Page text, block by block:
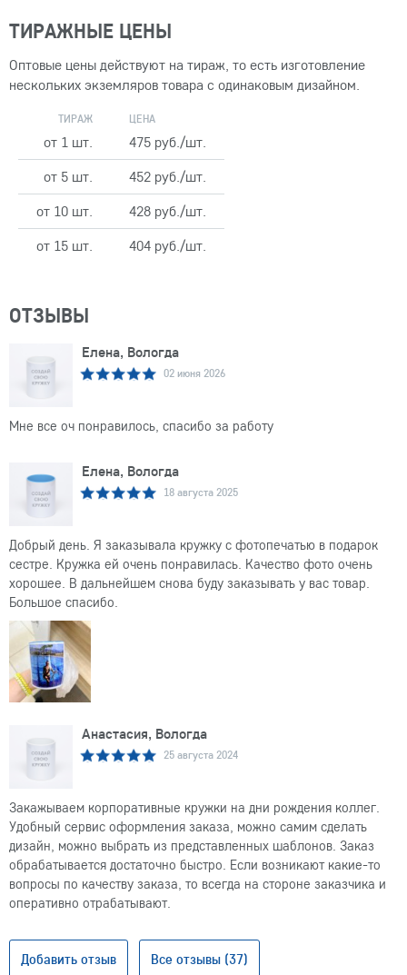
ТИРАЖНЫЕ ЦЕНЫ
Оптовые цены действуют на тираж, то есть изготовление
нескольких экземляров товара с одинаковым дизайном.
ТИРАЖ ЦЕНА
от 1 шт.
475 руб./шт.
от 5 шт.
452 руб./шт.
от 10 шт.
428 руб./шт.
от 15 шт.
404 руб./шт.
ОТЗЫВЫ
Елена, Вологда
02 июня 2026
Мне все оч понравилось, спасибо за работу
Елена, Вологда
18 августа 2025
Добрый день. Я заказывала кружку с фотопечатью в подарок
сестре. Кружка ей очень понравилась. Качество фото очень
хорошее. В дальнейшем снова буду заказывать у вас товар.
Большое спасибо.
Анастасия, Вологда
25 августа 2024
Закажываем корпоративные кружки на дни рождения коллег.
Удобный сервис оформления заказа, можно самим сделать
дизайн, можно выбрать из представленных шаблонов. Заказ
обрабатывается достаточно быстро. Если возникают какие-то
вопросы по качеству заказа, то всегда на стороне заказчика и
оперативно отрабатывают.
Добавить отзыв Все отзывы (37)